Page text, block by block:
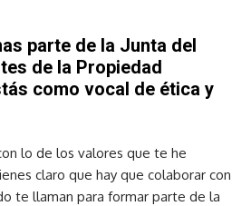
parte de la Junta del
de la Propiedad
como vocal de ética y
lo de los valores que te he
claro que hay que colaborar con
te llaman para formar parte de la